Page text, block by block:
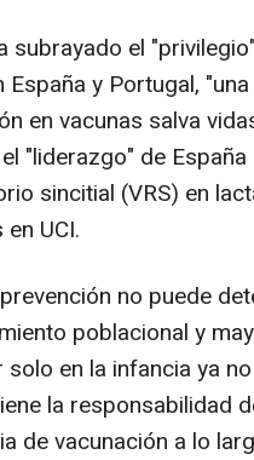
subrayado el
España y Portugal,
en vacunas salva
"liderazgo" de
sincitial (VRS) en
UCI.
no puede
poblacional y
en la infancia ya
la responsabilidad
de vacunación a lo